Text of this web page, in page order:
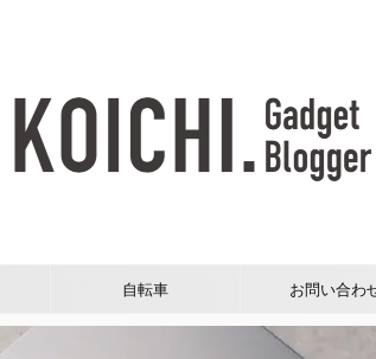
自転車 お問い合わ